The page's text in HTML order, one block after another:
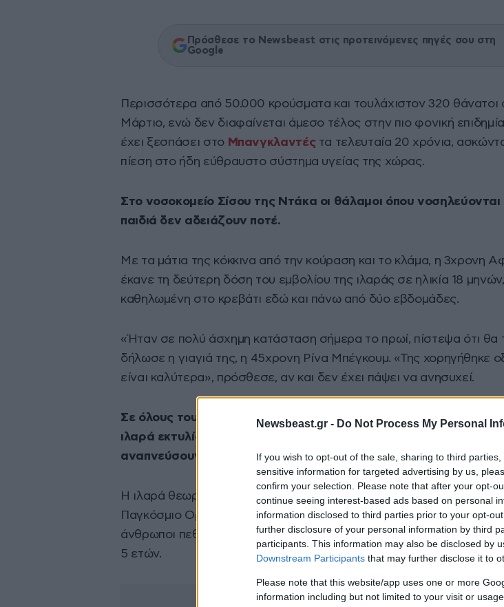
Newsbeast.gr - Do Not Process My Personal
If you wish to opt-out of the sale, sharing to third
sensitive information for targeted advertising by us,
confirm your selection. Please note that after your opt-
continue seeing interest-based ads based on personal
information disclosed to third parties prior to your opt-
further disclosure of your personal information by third
participants. This information may also be disclosed by
Downstream Participants that may further disclose it to
Please note that this website/app uses one or more
information including but not limited to your visit or
Πρόσθεσε το Newsbeast στις προτεινόμενες πηγές σου στη
Google
Περισσότερα από 50.000 κρούσματα και τουλάχιστον 320 θάνατοι
Μάρτιο, ενώ δεν διαφαίνεται άμεσο τέλος στην πιο φονική επιδημία
έχει ξεσπάσει στο Μπανγκλαντές τα τελευταία 20 χρόνια,
πίεση στο ήδη εύθραυστο σύστημα υγείας της χώρας.
Στο νοσοκομείο Σίσου της Ντάκα οι θάλαμοι όπου
παιδιά δεν αδειάζουν ποτέ.
Με τα μάτια της κόκκινα από την κούραση και το κλάμα, η 3χρονη
έκανε τη δεύτερη δόση του εμβολίου της ιλαράς σε ηλικία 18 μηνών,
καθηλωμένη στο κρεβάτι εδώ και πάνω από δύο εβδομάδες.
«Ήταν σε πολύ άσχημη κατάσταση σήμερα το πρωί, πίστεψα ότι θα
δήλωσε η γιαγιά της, η 45χρονη Ρίνα Μπέγκουμ. «Της χορηγήθηκε
είναι καλύτερα», πρόσθεσε, αν και δεν έχει πάψει να ανησυχεί.
Σε όλους τους θαλάμους του νοσοκομείου όπου νοσηλεύονται
ιλαρά εκτυλίσσονται οι ίδιες σκηνές: παιδιά που δυσκολεύονται
αναπνεύσουν, να κουνηθούν, ανήσυχοι και ανήμποροι γονείς.
Η ιλαρά θεωρείται μια από τις πιο εύκολα μεταδιδόμενες
Παγκόσμιο Οργανισμό Υγείας (ΠΟΥ), ο οποίος εκτιμά ότι κάθε
άνθρωποι πεθαίνουν ετησίως από αυτή, κυρίως μη εμβολιασμένα
5 ετών.